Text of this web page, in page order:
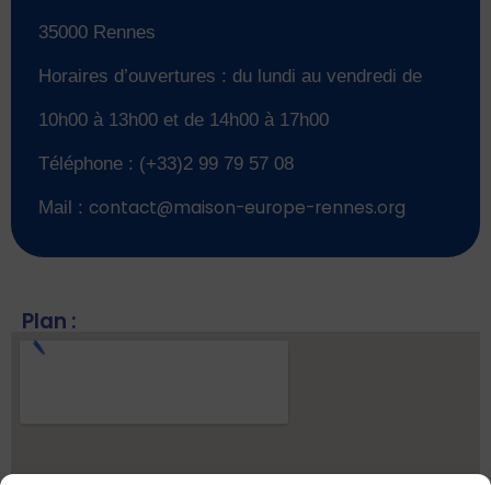
35000 Rennes
Horaires d’ouvertures : du lundi au vendredi de
10h00 à 13h00 et de 14h00 à 17h00
Téléphone : (+33)2 99 79 57 08
Mail : contact@maison-europe-rennes.org
Plan :